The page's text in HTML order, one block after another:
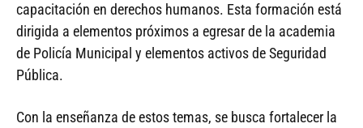
capacitación en derechos humanos. Esta formación está
dirigida a elementos próximos a egresar de la academia
de Policía Municipal y elementos activos de Seguridad
Pública.
Con la enseñanza de estos temas, se busca fortalecer la